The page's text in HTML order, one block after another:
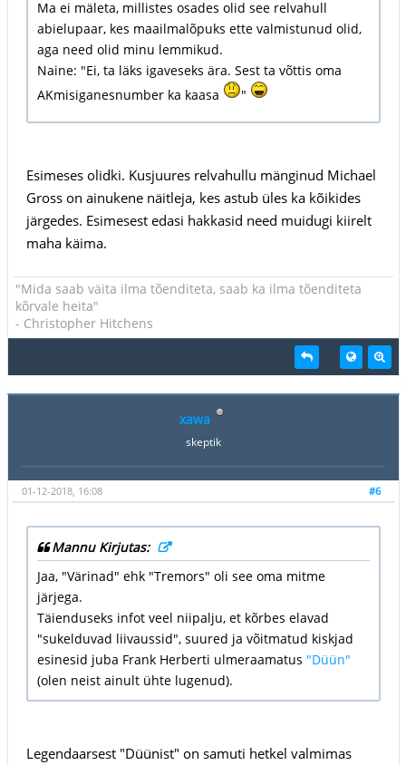
Ma ei mäleta, millistes osades olid see relvahull
abielupaar, kes maailmalõpuks ette valmistunud olid,
aga need olid minu lemmikud.
Naine: "Ei, ta läks igaveseks ära. Sest ta võttis oma
AKmisiganesnumber ka kaasa
"
Esimeses olidki. Kusjuures relvahullu mänginud Michael
Gross on ainukene näitleja, kes astub üles ka kõikides
järgedes. Esimesest edasi hakkasid need muidugi kiirelt
maha käima.
"Mida saab väita ilma tõenditeta, saab ka ilma tõenditeta
kõrvale heita"
- Christopher Hitchens
xawa
skeptik
#6
01-12-2018, 16:08
Mannu Kirjutas:
Jaa, "Värinad" ehk "Tremors" oli see oma mitme
järjega.
Täienduseks infot veel niipalju, et kõrbes elavad
"sukelduvad liivaussid", suured ja võitmatud kiskjad
esinesid juba Frank Herberti ulmeraamatus "Düün"
(olen neist ainult ühte lugenud).
Legendaarsest "Düünist" on samuti hetkel valmimas